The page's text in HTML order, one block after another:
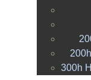
300h